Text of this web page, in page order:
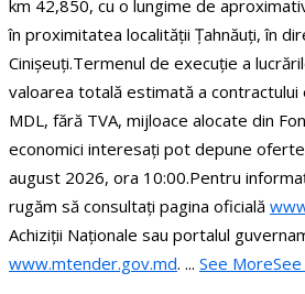
km 42,850, cu o lungime de
în proximitatea localității Țahnăuți, în
Cinișeuți.Termenul de execuție a
valoarea totală estimată a
MDL, fără TVA, mijloace alocate din
economici interesați pot depune
august 2026, ora 10:00.Pentru
rugăm să consultați pagina oficială
Achiziții Naționale sau portalul
www.mtender.gov.md. ... See More